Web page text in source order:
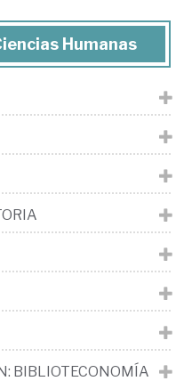
Humanas
BIBLIOTECONOMÍA